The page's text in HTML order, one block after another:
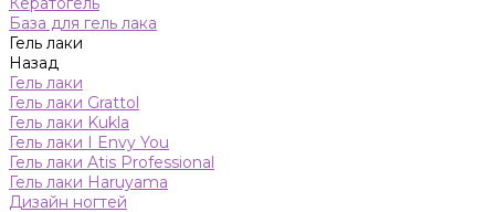
База для гель лака
Гель лаки
Назад
Гель лаки
Гель лаки Grattol
Гель лаки Kukla
Гель лаки I Envy You
Гель лаки Atis Professional
Гель лаки Haruyama
Дизайн ногтей